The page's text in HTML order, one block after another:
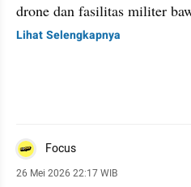
drone dan fasilitas militer
Lihat Selengkapnya
Focus
26 Mei 2026 22:17 WIB